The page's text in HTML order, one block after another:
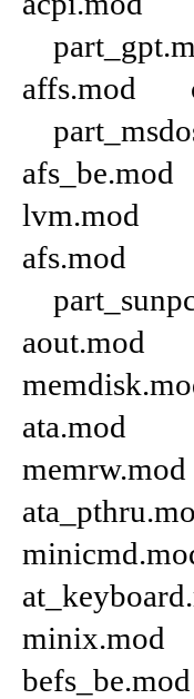
affs.mod
lvm.mod
afs.mod
ata.mod